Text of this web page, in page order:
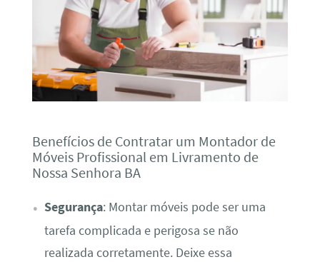
Benefícios de Contratar um Montador de
Móveis Profissional em Livramento de
Nossa Senhora BA
Segurança: Montar móveis pode ser uma
tarefa complicada e perigosa se não
realizada corretamente. Deixe essa